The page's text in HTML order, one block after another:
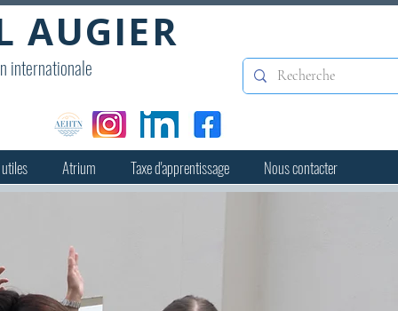
AUGIER
internationale
Atrium Taxe d'apprentissage Nous contacter